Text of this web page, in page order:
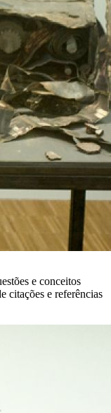
e conceitos
citações e referências